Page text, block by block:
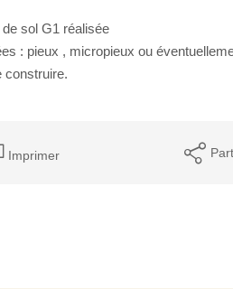
sol G1 réalisée
: pieux , micropieux ou
construire.
Imprimer